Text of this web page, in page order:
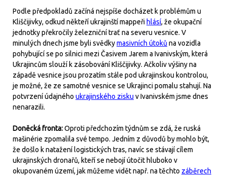
Podle předpokladů začíná nejspíše docházet k problémům u
Kliščijivky, odkud někteří ukrajinští mappeři hlásí, že okupační
jednotky překročily železniční trať na severu vesnice. V
minulých dnech jsme byli svědkymasivních útoků na vozidla
pohybující se po silnici mezi Časivem Jarem a Ivanivským, která
Ukrajincům slouží k zásobování Kliščijivky. Ačkoliv výšiny na
západě vesnice jsou prozatím stále pod ukrajinskou kontrolou,
je možné, že ze samotné vesnice se Ukrajinci pomalu stahují. Na
potvrzení údajného ukrajinského zisku v Ivanivském jsme dnes
nenarazili.
Doněcká fronta:Oproti předchozím týdnům se zdá, že ruská
mašinérie zpomalila své tempo. Jedním z důvodů by mohlo být,
že došlo k natažení logistických tras, navíc se stávají cílem
ukrajinských dronařů, kteří se nebojí útočit hluboko v
okupovaném území, jak můžeme vidět např. na těchto záběrech